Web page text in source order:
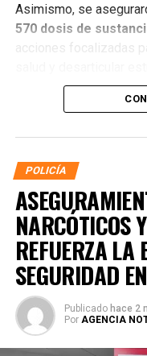
Asimismo, se
570 dosis de
acciones focalizadas
distintos municipios.
POLICÍA
NARCÓTICOS
REFUERZA LA
SEGURIDAD
Publicado hace 2
Por AGENCIA